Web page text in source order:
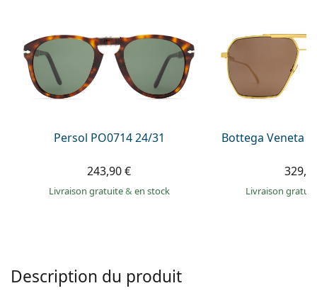
Prada
Toutes les marques
Persol PO0714 24/31
243,90 €
Livraison gratuite& en stock
Bottega Veneta
Livraison
Description du produit